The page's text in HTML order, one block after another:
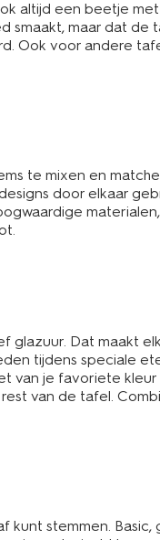
altijd een beetje met
smaakt, maar dat de
Ook voor andere
te mixen en
door elkaar
glazuur. Dat maakt
tijdens speciale
van je favoriete kleur
van de tafel.
stemmen. Basic,